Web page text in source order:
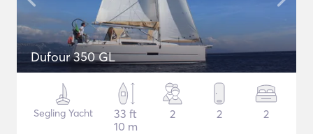
Dufour 350 GL
Segling Yacht
33 ft
10 m
2 2 2